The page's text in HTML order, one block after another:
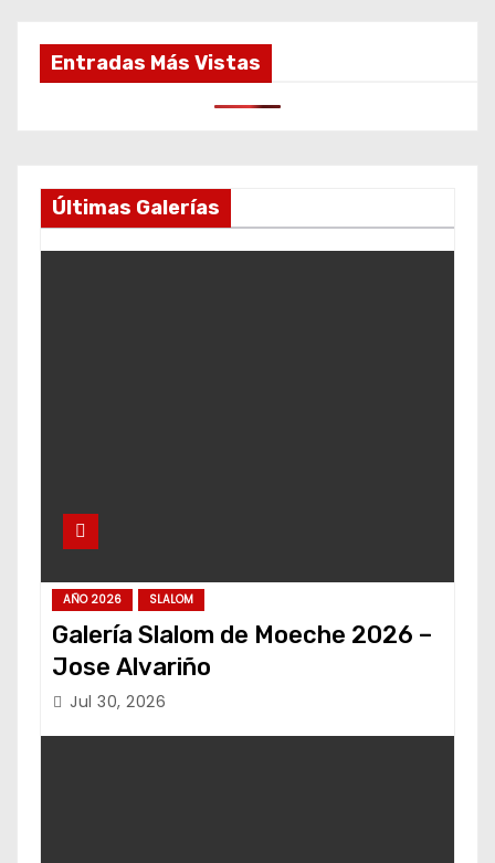
Entradas Más Vistas
Últimas Galerías
AÑO 2026 SLALOM
Galería Slalom de Moeche 2026 –
Jose Alvariño
Jul 30, 2026